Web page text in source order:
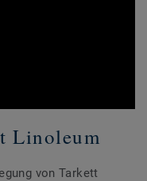
Linoleum
von Tarkett